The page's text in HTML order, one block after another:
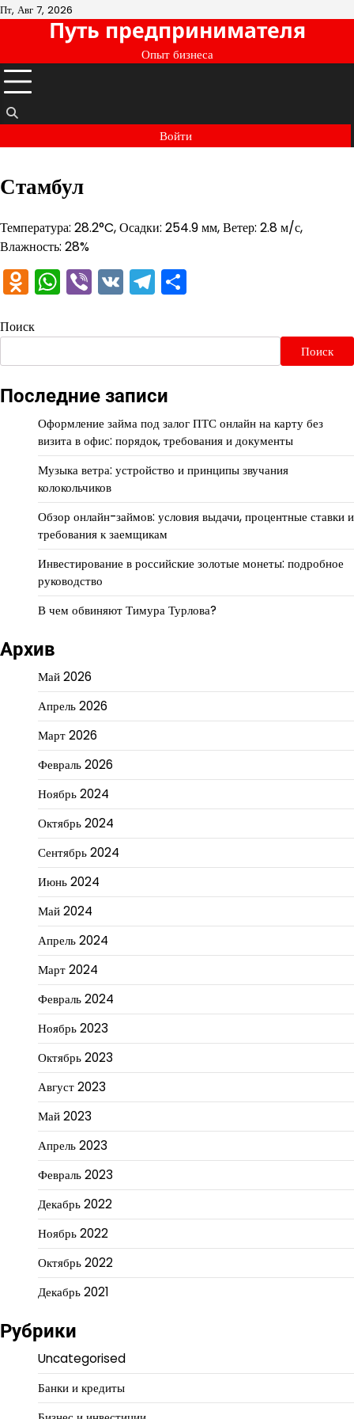
Перейти
содержимому
Пт, Авг 7, 2026
Путь предпринимателя
Опыт бизнеса
Войти
Стамбул
Температура: 28.2°C, Осадки: 254.9 мм, Ветер: 2.8 м/с,
Влажность: 28%
Odnoklassniki
WhatsApp
Viber
VKTelegram
Поиск
Поиск
Последние записи
Оформление займа под залог ПТС онлайн на карту без
визита в офис: порядок, требования и документы
Музыка ветра: устройство и принципы звучания
колокольчиков
Обзор онлайн-займов: условия выдачи, процентные ставки и
требования к заемщикам
Инвестирование в российские золотые монеты: подробное
руководство
В чем обвиняют Тимура Турлова?
Архив
Май 2026
Апрель 2026
Март 2026
Февраль 2026
Ноябрь 2024
Октябрь 2024
Сентябрь 2024
Июнь 2024
Май 2024
Апрель 2024
Март 2024
Февраль 2024
Ноябрь 2023
Октябрь 2023
Август 2023
Май 2023
Апрель 2023
Февраль 2023
Декабрь 2022
Ноябрь 2022
Октябрь 2022
Декабрь 2021
Рубрики
Uncategorised
Банки и кредиты